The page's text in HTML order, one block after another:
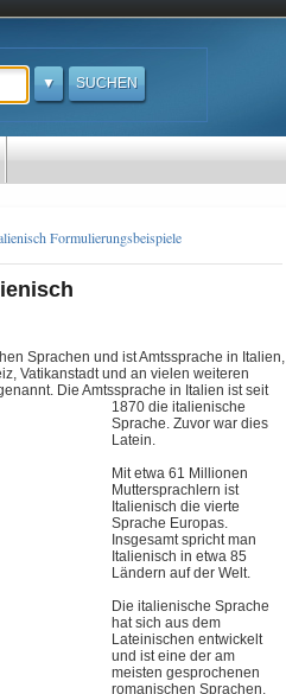
Suchen
Formulierungsbeispiele
Sprachen und ist Amtssprache in Italien,
Vatikanstadt und an vielen weiteren
. Die Amtssprache in Italien ist seit
1870 die italienische
Sprache. Zuvor war dies
Latein.
Mit etwa 61 Millionen
Muttersprachlern ist
Italienisch die vierte
Sprache Europas.
Insgesamt spricht man
Italienisch in etwa 85
Ländern auf der Welt.
Die italienische Sprache
hat sich aus dem
Lateinischen entwickelt
und ist eine der am
meisten gesprochenen
romanischen Sprachen.